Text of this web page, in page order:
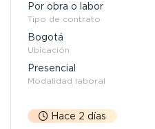
Por obra o labor
Tipo de contrato
Bogotá
Ubicación
Presencial
Modalidad laboral
Hace 2 días